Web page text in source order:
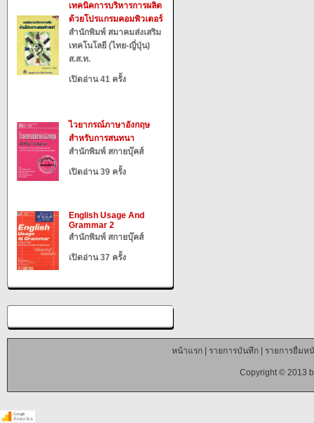
เทคนิคการบริหารการผลิต
ด้วยโปรแกรมคอมพิวเตอร์
สำนักพิมพ์ สมาคมส่งเสริม
เทคโนโลยี (ไทย-ญี่ปุ่น)
ส.ส.ท.
เปิดอ่าน 41 ครั้ง
ไวยากรณ์ภาษาอังกฤษ
สำหรับการสนทนา
สำนักพิมพ์ สกายบุ๊คส์
เปิดอ่าน 39 ครั้ง
English Usage And
Grammar 2
สำนักพิมพ์ สกายบุ๊คส์
เปิดอ่าน 37 ครั้ง
หน้าแรก| รายการบันทึก| รายการยืมห
Copyright © 2013